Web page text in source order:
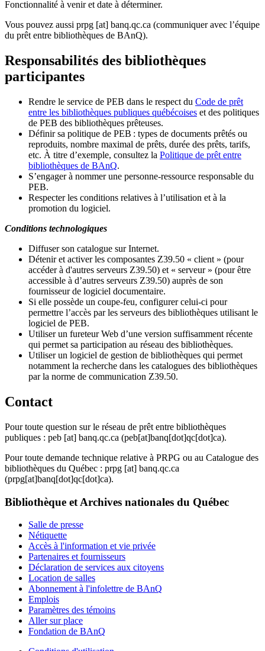
Fonctionnalité à venir et date à déterminer.
Vous pouvez aussi prpg [at] banq.qc.ca (communiquer avec l’équipe
du prêt entre bibliothèques de BAnQ).
Responsabilités des bibliothèques
participantes
Rendre le service de PEB dans le respect du Code de prêt
entre les bibliothèques publiques québécoises et des politiques
de PEB des bibliothèques prêteuses.
Définir sa politique de PEB : types de documents prêtés ou
reproduits, nombre maximal de prêts, durée des prêts, tarifs,
etc. À titre d’exemple, consultez la Politique de prêt entre
bibliothèques de BAnQ.
S’engager à nommer une personne-ressource responsable du
PEB.
Respecter les conditions relatives à l’utilisation et à la
promotion du logiciel.
Conditions technologiques
Diffuser son catalogue sur Internet.
Détenir et activer les composantes Z39.50 « client » (pour
accéder à d'autres serveurs Z39.50) et « serveur » (pour être
accessible à d’autres serveurs Z39.50) auprès de son
fournisseur de logiciel documentaire.
Si elle possède un coupe-feu, configurer celui-ci pour
permettre l’accès par les serveurs des bibliothèques utilisant le
logiciel de PEB.
Utiliser un fureteur Web d’une version suffisamment récente
qui permet sa participation au réseau des bibliothèques.
Utiliser un logiciel de gestion de bibliothèques qui permet
notamment la recherche dans les catalogues des bibliothèques
par la norme de communication Z39.50.
Contact
Pour toute question sur le réseau de prêt entre bibliothèques
publiques : peb [at] banq.qc.ca (peb[at]banq[dot]qc[dot]ca).
Pour toute demande technique relative à PRPG ou au Catalogue des
bibliothèques du Québec : prpg [at] banq.qc.ca
(prpg[at]banq[dot]qc[dot]ca).
Bibliothèque et Archives nationales du Québec
Salle de presse
Nétiquette
Accès à l'information et vie privée
Partenaires et fournisseurs
Déclaration de services aux citoyens
Location de salles
Abonnement à l'infolettre de BAnQ
Emplois
Paramètres des témoins
Aller sur place
Fondation de BAnQ